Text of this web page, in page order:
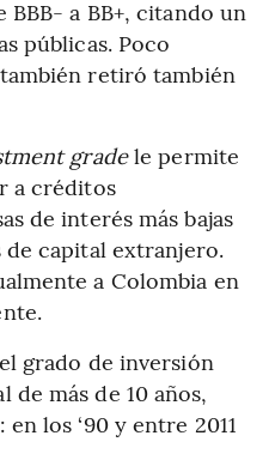
a BB+, citando un
públicas. Poco
retiró también
gradele permite
a créditos
de interés más bajas
capital extranjero.
a Colombia en
grado de inversión
más de 10 años,
los ‘90 y entre 2011